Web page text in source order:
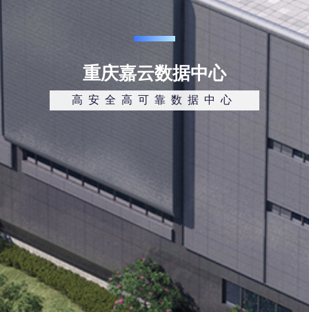
重庆嘉云数据中心
高安全高可靠数据中心